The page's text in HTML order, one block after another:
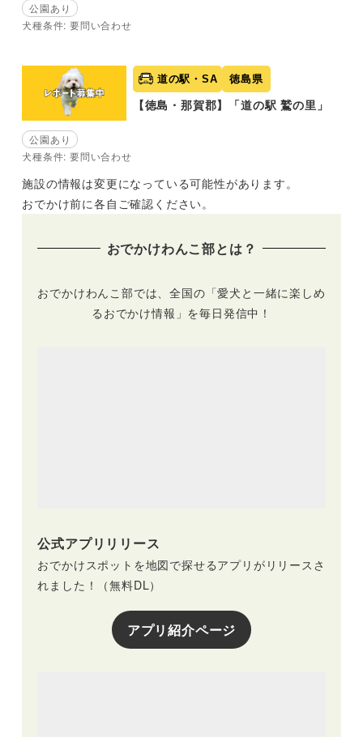
公園あり
犬種条件: 要問い合わせ
道の駅・SA 徳島県
【徳島・那賀郡】「道の駅 鷲の里」
公園あり
犬種条件: 要問い合わせ
施設の情報は変更になっている可能性があります。
おでかけ前に各自ご確認ください。
おでかけわんこ部とは？
おでかけわんこ部では、全国の「愛犬と一緒に楽しめ
るおでかけ情報」を毎日発信中！
公式アプリリリース
おでかけスポットを地図で探せるアプリがリリースさ
れました！（無料DL）
アプリ紹介ページ